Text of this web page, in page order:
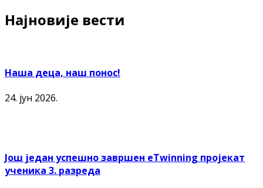
Најновије вести
Наша деца, наш понос!
24. јун 2026.
Још један успешно завршен еTwinning пројекат
ученика 3. разреда